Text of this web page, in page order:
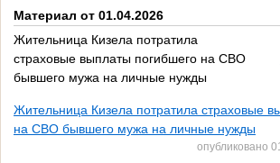
Материал от 01.04.2026
Жительница Кизела потратила
страховые выплаты погибшего на СВО
бывшего мужа на личные нужды
Жительница Кизела потратила страховые
на СВО бывшего мужа на личные нужды
опубликовано